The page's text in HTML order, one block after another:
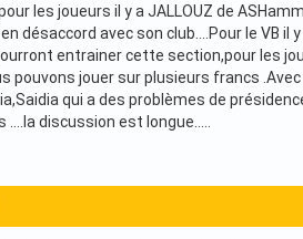
les joueurs il y a JALLOUZ de
en désaccord avec son club....Pour le VB
entrainer cette section,pour les
pouvons jouer sur plusieurs francs
qui a des problèmes de
discussion est longue.....